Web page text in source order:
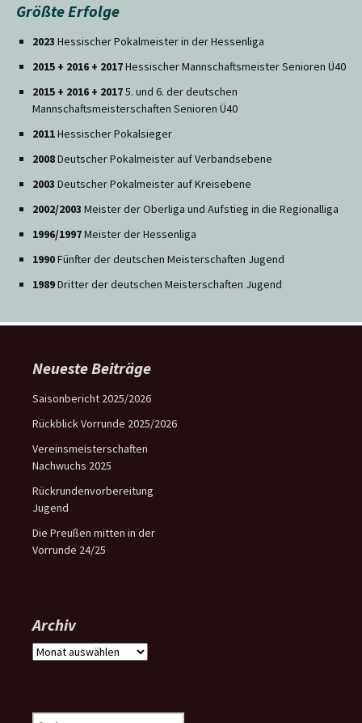
Größte Erfolge
2023 Hessischer Pokalmeister in der Hessenliga
2015 + 2016 + 2017Hessischer Mannschaftsmeister Senioren Ü40
2015 + 2016 + 20175. und 6. der deutschen
Mannschaftsmeisterschaften Senioren Ü40
2011Hessischer Pokalsieger
2008Deutscher Pokalmeister auf Verbandsebene
2003 Deutscher Pokalmeister auf Kreisebene
2002/2003 Meister der Oberliga und Aufstieg in die Regionalliga
1996/1997Meister der Hessenliga
1990Fünfter der deutschen Meisterschaften Jugend
1989Dritter der deutschen Meisterschaften Jugend
Neueste Beiträge
Saisonbericht 2025/2026
Rückblick Vorrunde 2025/2026
Vereinsmeisterschaften
Nachwuchs 2025
Rückrundenvorbereitung
Jugend
Die Preußen mitten in der
Vorrunde 24/25
Archiv
Archiv
Suchen